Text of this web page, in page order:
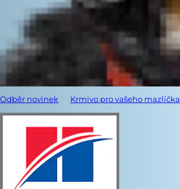
Odběr novinek Krmivo pro vašeho mazlíčka